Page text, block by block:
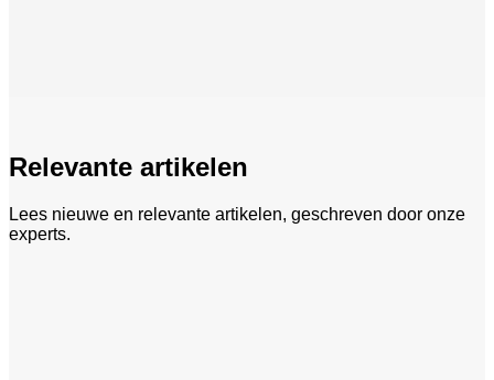
Relevante artikelen
Lees nieuwe en relevante artikelen, geschreven door onze
experts.